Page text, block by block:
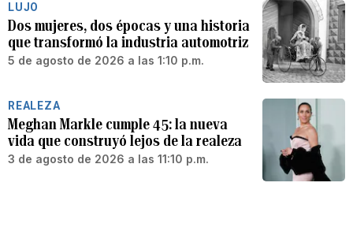
LUJO
Dos mujeres, dos épocas y una historia
que transformó la industria automotriz
5 de agosto de 2026 a las 1:10 p.m.
REALEZA
Meghan Markle cumple 45: la nueva
vida que construyó lejos de la realeza
3 de agosto de 2026 a las 11:10 p.m.